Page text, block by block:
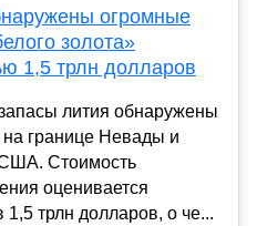
огромные
золота»
1,5 трлн долларов
лития обнаружены
на границе Невады и
Стоимость
оценивается
1,5 трлн долларов, о че...